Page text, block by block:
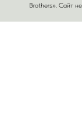
Brothers». Сайт